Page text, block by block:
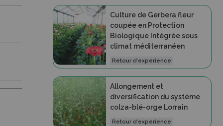
Culture de Gerbera fleur
coupée en Protection
Biologique Intégrée sous
climat méditerranéen
Retour d'expérience
Allongement et
diversification du système
colza-blé-orge Lorrain
Retour d'expérience